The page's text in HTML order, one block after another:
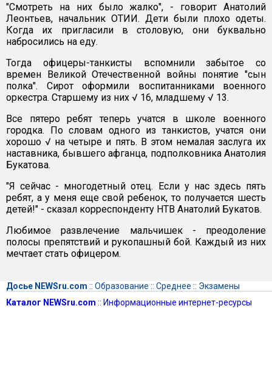
"Смотреть на них было жалко", - говорит Анатолий
Леонтьев, начальник ОТИИ. Дети были плохо одеты.
Когда их пригласили в столовую, они буквально
набросились на еду.
Тогда офицеры-танкисты вспомнили забытое со
времен Великой Отечественной войны понятие "сын
полка". Сирот оформили воспитанниками военного
оркестра. Старшему из них √ 16, младшему √ 13.
Все пятеро ребят теперь учатся в школе военного
городка. По словам одного из танкистов, учатся они
хорошо √ на четыре и пять. В этом немалая заслуга их
наставника, бывшего афганца, подполковника Анатолия
Букатова.
"Я сейчас - многодетный отец. Если у нас здесь пять
ребят, а у меня еще свой ребенок, то получается шесть
детей!" - сказал корреспонденту НТВ Анатолий Букатов.
Любимое развлечение мальчишек - преодоление
полосы препятствий и рукопашный бой. Каждый из них
мечтает стать офицером.
Досье NEWSru.com :: Образование :: Среднее :: Экзамены
Каталог NEWSru.com :: Информационные интернет-ресурсы